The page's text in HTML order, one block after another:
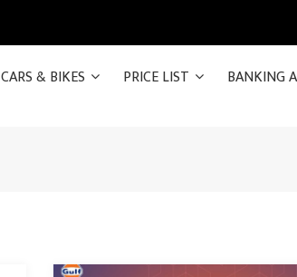
CARS & BIKES PRICE LIST BANKING